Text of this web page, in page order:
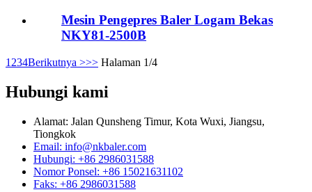
Mesin Pengepres Baler Logam Bekas
NKY81-2500B
1 234Berikutnya >>> Halaman 1/4
Hubungi kami
Alamat: Jalan Qunsheng Timur, Kota Wuxi, Jiangsu,
Tiongkok
Email: info@nkbaler.com
Hubungi: +86 2986031588
Nomor Ponsel: +86 15021631102
Faks: +86 2986031588